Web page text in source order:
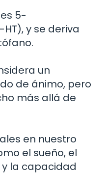
5-
y se deriva
un
de ánimo, pero
más allá de
en nuestro
el sueño, el
la capacidad